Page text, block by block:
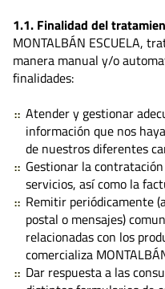
1.1. Finalidad del
MONTALBÁN ESCUELA,
manera manual y/o
finalidades:
Atender y gestionar
información que nos
de nuestros diferentes
Gestionar la
servicios, así como la
Remitir periódicamente
postal o mensajes)
relacionadas con los
comercializa
Dar respuesta a las